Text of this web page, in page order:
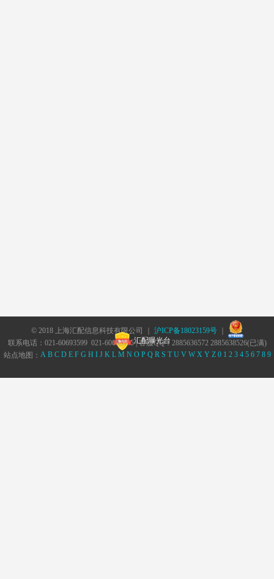
© 2018 上海汇配信息科技有限公司 ｜ 沪ICP备18023159号｜
汇配曝光台
联系电话：021-60693599 021-60693555 | 客服QQ：2885636572 2885638526(已满)
站点地图： A B C D E F G H I J K L M N O P Q R S T U V W X Y Z 0 1 2 3 4 5 6 7 8 9